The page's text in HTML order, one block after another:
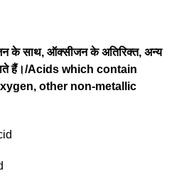
के साथ, ऑक्सीजन के अतिरिक्त, अन्य
हैं।/Acids which contain
other non-metallic